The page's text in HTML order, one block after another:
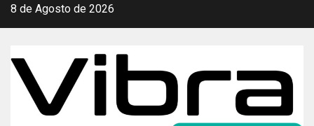
Saltar
8 de Agosto de 2026